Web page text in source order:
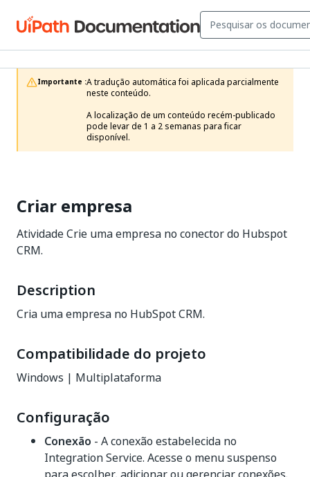
Importante :A tradução automática foi aplicada parcialmente
neste conteúdo.
A localização de um conteúdo recém-publicado
pode levar de 1 a 2 semanas para ficar
disponível.
Criar empresa
Atividade Crie uma empresa no conector do Hubspot
CRM.
Description
Cria uma empresa no HubSpot CRM.
Compatibilidade do projeto
Windows | Multiplataforma
Configuração
Conexão - A conexão estabelecida no
Integration Service. Acesse o menu suspenso